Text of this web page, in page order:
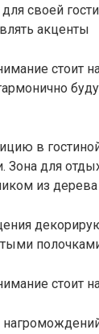
своей
акценты
стоит
в
Зона для
из дерева
стоит